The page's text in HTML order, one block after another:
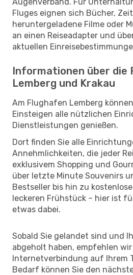
Fluges eignen sich Bücher,
heruntergeladene Filme oder
an einen Reiseadapter und
aktuellen
Informationen über die
Lemberg und Krakau
Am Flughafen Lemberg
Einsteigen alle nützlichen
Dienstleistungen genießen.
Dort finden Sie alle
Annehmlichkeiten, die jeder
exklusivem Shopping und
über letzte Minute Souvenirs
Bestseller bis hin zu
leckeren Frühstück – hier ist
etwas dabei.
Sobald Sie gelandet sind und
abgeholt haben, empfehlen
Internetverbindung auf Ihrem
Bedarf können Sie den